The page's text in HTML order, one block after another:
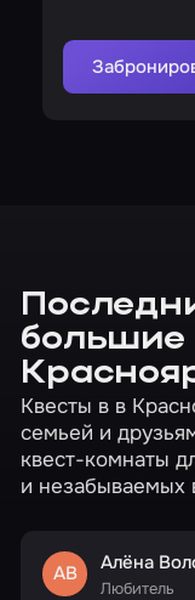
большие
Квесты в в
семьей и
квест-комнаты
и незабываемых
АВ Алёна
Любитель